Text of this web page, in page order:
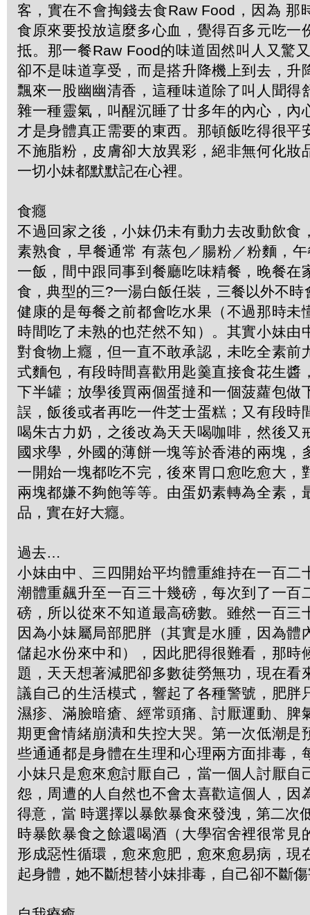
客，實在不會掏錢去食Raw Food，因為 那
食原來要投放這麼多心血，覺得百多元吃一
抵。那一餐Raw Food的味道固然叫人又驚
卻不是味道享受，而是搭升降機上到去，升
飄來一股幽幽清香，這種味道除了叫人聞得
雜一種靈氣，叫醒沉睡了廿多年的內心，內
才是身體真正需要的東西。那頓飯吃得很平
不施脂粉，皮膚卻大放異彩，絕非無何化妝
一切小妹都默默記在心裡。
食癮
不過回家之後，小妹仍未有動力去改動飲食
素熟食，早餐通常 有蒸包／腸粉／粉麵，
一飯，間中跟同事到餐廳吃味精餐，晚餐在
食，典型的三?一湯白飯任裝，三餐以外不時
健康的是每餐之前都會吃水果（不過那時未
時間吃了未熟的也茫然不知）。其實小妹由
對食物上癮，但一直不敢承認，未吃全素前
式麵包，有段時間喜歡用匙羹直接食花生醬
下半罐；放學後買兩個蛋撻和一個菠蘿包做
誤，飯後或者再吃一件芝士蛋糕；又有段時
喝朱古力奶，之後改為天天喝咖啡，然後又
國求學，外國的薄餅一塊等於香港的兩塊，
一開始一塊都吃不完，後來胃口愈吃愈大，
兩塊都嫌不夠飽等等。由蛋奶素轉為全素，
品，實在好大癮。
過去…
小妹由中、三四開始平均體重維持在一百二
潮體重飆升至一百三十幾磅，每次到了一百
磅，所以從來不知道最高磅數。雖然一百三
因為小妹屬局部肥胖（其實是水腫，因為體
儲起水份來中和），因此肥得很難看，那時
題，天天想著減肥卻多數徒勞無功，現在看
議自己的生活模式，響起了各種警號，肥胖
濕疹、滿臉暗瘡、經常頭痛、討厭運動、脾
期更會情緒崩潰和失控大哭。第一次低潮是
些通通都是身體在生理和心理兩方面排毒，
小妹只是愈來愈討厭自己，當一個人討厭自
怨，周遭的人自然也不會太喜歡這個人，因
得意，當 時選擇以暴飲暴食來發洩，第二次
時暴飲暴食之餘還喝酒（大學宿舍裡很常見
形成惡性循環，愈來愈肥，愈來愈易病，現
起身體，她不斷想替小妹排毒，自己卻不斷